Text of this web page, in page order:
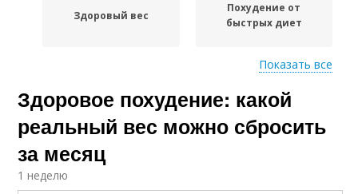
Здоровый вес
Похудение от
быстрых диет
Активность при
здоровом похудении
Сахара для успешного
похудения
Показать все
Здоровое похудение: какой
реальный вес можно сбросить
за месяц
1 неделю